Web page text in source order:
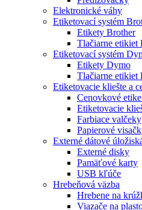
Elektronické váhy
Etiketovací systém
Etikety Brother
Tlačiarne etikiet
Etiketovací systém
Etikety Dymo
Tlačiarne etikiet
Etiketovacie kliešte a
Cenovkové
Etiketovacie
Farbiace valčeky
Papierové
Externé dátové
Externé disky
Pamäťové karty
USB kľúče
Hrebeňová väzba
Hrebene na
Viazače na